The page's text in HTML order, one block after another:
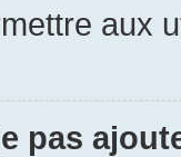
aux
pas